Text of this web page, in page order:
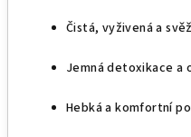
Čistá, vyživená a
Jemná detoxikace a
Hebká a komfortní